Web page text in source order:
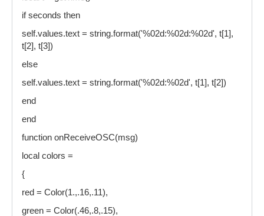
if seconds then
self.values.text = string.format('%02d:%02d:%02d', t[1],
t[2], t[3])
else
self.values.text = string.format('%02d:%02d', t[1], t[2])
end
end
function onReceiveOSC(msg)
local colors =
{
red = Color(1.,.16,.11),
green = Color(.46,.8,.15),